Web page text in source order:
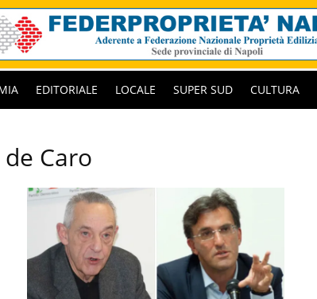
EDITORIALE LOCALE SUPER SUD CULTURA
Caro